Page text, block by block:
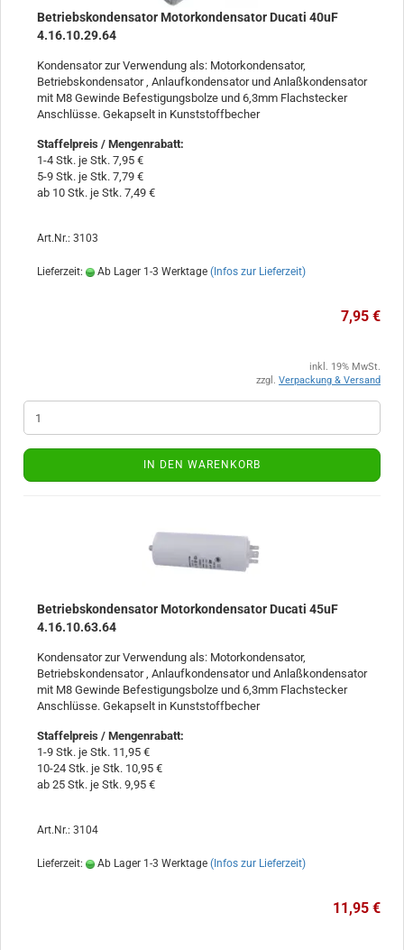
Betriebskondensator Motorkondensator Ducati 40uF
4.16.10.29.64
Kondensator zur Verwendung als: Motorkondensator,
Betriebskondensator , Anlaufkondensator und Anlaßkondensator
mit M8 Gewinde Befestigungsbolze und 6,3mm Flachstecker
Anschlüsse. Gekapselt in Kunststoffbecher
Staffelpreis / Mengenrabatt:
1-4 Stk. je Stk. 7,95 €
5-9 Stk. je Stk. 7,79 €
ab 10 Stk. je Stk. 7,49 €
Art.Nr.: 3103
Lieferzeit: Ab Lager 1-3 Werktage (Infos zur Lieferzeit)
7,95 €
inkl. 19% MwSt.
zzgl. Verpackung & Versand
IN DEN WARENKORB
Betriebskondensator Motorkondensator Ducati 45uF
4.16.10.63.64
Kondensator zur Verwendung als: Motorkondensator,
Betriebskondensator , Anlaufkondensator und Anlaßkondensator
mit M8 Gewinde Befestigungsbolze und 6,3mm Flachstecker
Anschlüsse. Gekapselt in Kunststoffbecher
Staffelpreis / Mengenrabatt:
1-9 Stk. je Stk. 11,95 €
10-24 Stk. je Stk. 10,95 €
ab 25 Stk. je Stk. 9,95 €
Art.Nr.: 3104
Lieferzeit: Ab Lager 1-3 Werktage (Infos zur Lieferzeit)
11,95 €